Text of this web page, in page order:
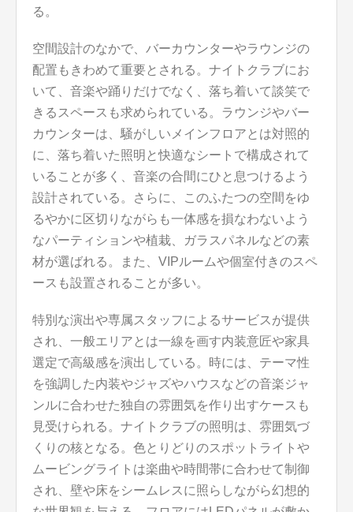
る。
空間設計のなかで、バーカウンターやラウンジの
配置もきわめて重要とされる。ナイトクラブにお
いて、音楽や踊りだけでなく、落ち着いて談笑で
きるスペースも求められている。ラウンジやバー
カウンターは、騒がしいメインフロアとは対照的
に、落ち着いた照明と快適なシートで構成されて
いることが多く、音楽の合間にひと息つけるよう
設計されている。さらに、このふたつの空間をゆ
るやかに区切りながらも一体感を損なわないよう
なパーティションや植栽、ガラスパネルなどの素
材が選ばれる。また、VIPルームや個室付きのスペ
ースも設置されることが多い。
特別な演出や専属スタッフによるサービスが提供
され、一般エリアとは一線を画す内装意匠や家具
選定で高級感を演出している。時には、テーマ性
を強調した内装やジャズやハウスなどの音楽ジャ
ンルに合わせた独自の雰囲気を作り出すケースも
見受けられる。ナイトクラブの照明は、雰囲気づ
くりの核となる。色とりどりのスポットライトや
ムービングライトは楽曲や時間帯に合わせて制御
され、壁や床をシームレスに照らしながら幻想的